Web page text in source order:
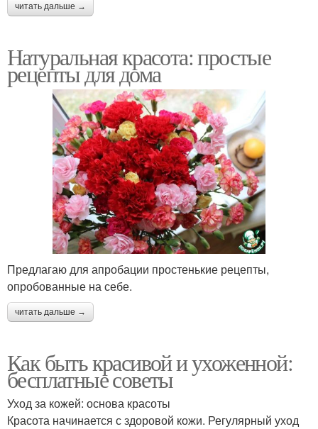
читать дальше →
Натуральная красота: простые
рецепты для дома
Предлагаю для апробации простенькие рецепты,
опробованные на себе.
читать дальше →
Как быть красивой и ухоженной:
бесплатные советы
Уход за кожей: основа красоты
Красота начинается с здоровой кожи. Регулярный уход